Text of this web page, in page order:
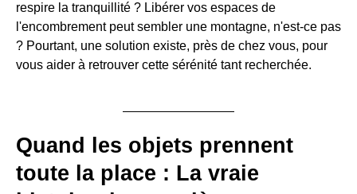
respire la tranquillité ? Libérer vos espaces de
l'encombrement peut sembler une montagne, n'est-ce pas
? Pourtant, une solution existe, près de chez vous, pour
vous aider à retrouver cette sérénité tant recherchée.
Quand les objets prennent
toute la place : La vraie